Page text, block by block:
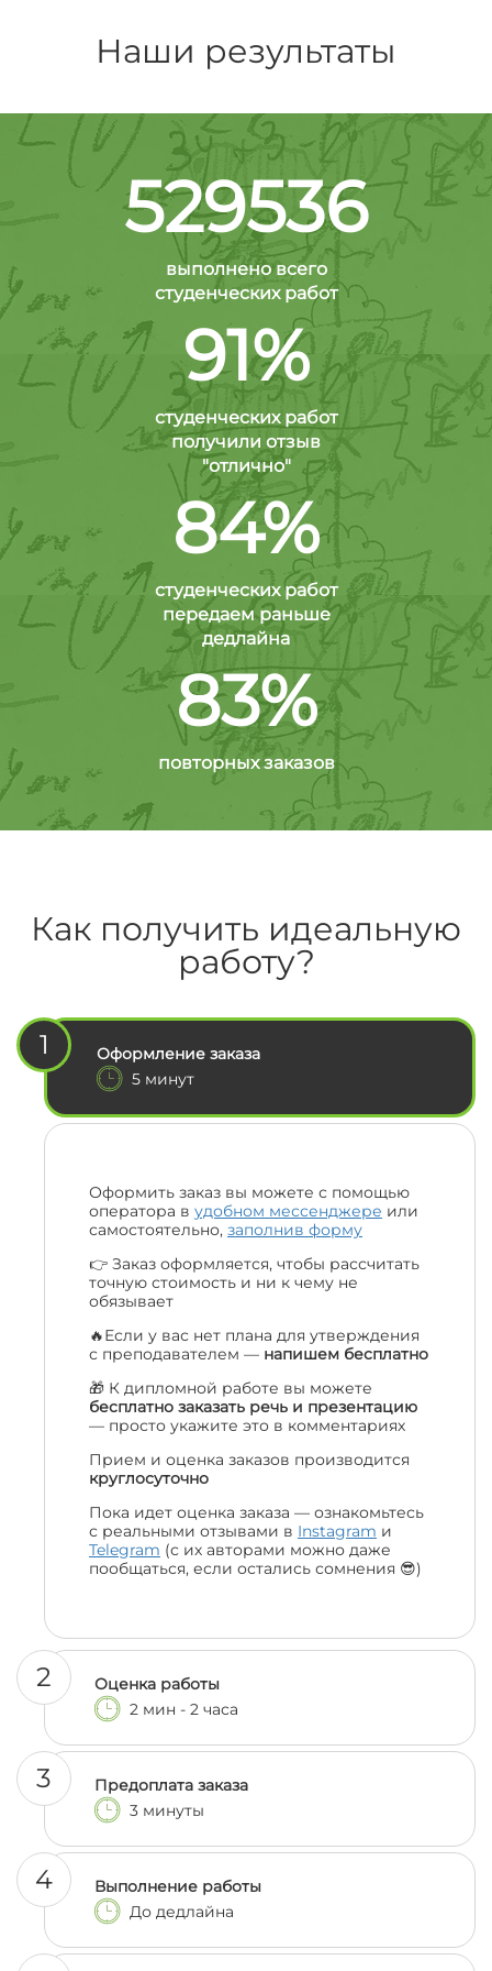
Наши результаты
529536
выполнено всего
студенческих работ
91%
студенческих работ
получили отзыв
"отлично"
84%
студенческих работ
передаем раньше
дедлайна
83%
повторных заказов
Как получить идеальную
работу?
1
Оформление заказа
5 минут
Оформить заказ вы можете с помощью
оператора в удобном мессенджере или
самостоятельно, заполнив форму
👉 Заказ оформляется, чтобы рассчитать
точную стоимость и ни к чему не
обязывает
🔥Если у вас нет плана для утверждения
с преподавателем — напишем бесплатно
🎁 К дипломной работе вы можете
бесплатно заказать речь и презентацию
— просто укажите это в комментариях
Прием и оценка заказов производится
круглосуточно
Пока идет оценка заказа — ознакомьтесь
с реальными отзывами в Instagram и
Telegram (с их авторами можно даже
пообщаться, если остались сомнения 😎)
2
Оценка работы
2 мин - 2 часа
3
Предоплата заказа
3 минуты
4
Выполнение работы
До дедлайна